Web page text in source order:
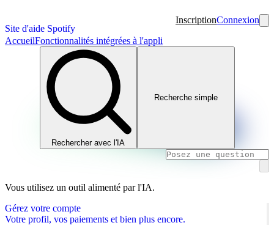
Site d'aide Spotify
InscriptionConnexion
AccueilFonctionnalités intégrées à l'appli
Rechercher avec l'IA
Recherche simple
Vous utilisez un outil alimenté par l'IA.
Gérez votre compte
Votre profil, vos paiements et bien plus encore.